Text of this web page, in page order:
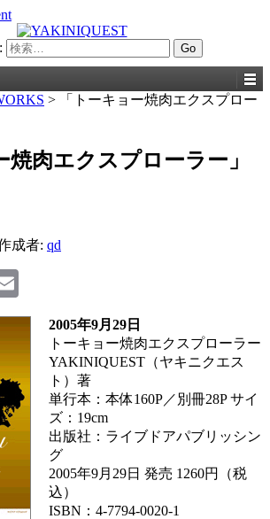
>
「トーキョー焼肉エクスプロー
焼肉エクスプローラー」
成者: qd
2005年9月29日
トーキョー焼肉エクスプローラー
YAKINIQUEST（ヤキニクエス
ト）著
単行本：本体160P／別冊28P サイ
ズ：19cm
出版社：ライブドアパブリッシン
グ
2005年9月29日 発売 1260円（税
込）
ISBN：4-7794-0020-1